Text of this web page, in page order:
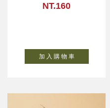
NT.160
加 入 購 物 車